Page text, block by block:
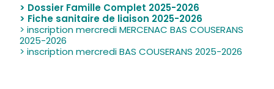
> Dossier Famille Complet 2025-2026
> Fiche sanitaire de liaison 2025-2026
> inscription mercredi MERCENAC BAS COUSERANS
2025-2026
>inscription mercredi BAS COUSERANS 2025-2026